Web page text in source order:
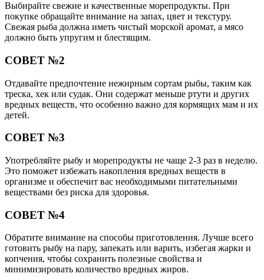
Выбирайте свежие и качественные морепродукты. При
покупке обращайте внимание на запах, цвет и текстуру.
Свежая рыба должна иметь чистый морской аромат, а мясо
должно быть упругим и блестящим.
СОВЕТ №2
Отдавайте предпочтение нежирным сортам рыбы, таким как
треска, хек или судак. Они содержат меньше ртути и других
вредных веществ, что особенно важно для кормящих мам и их
детей.
СОВЕТ №3
Употребляйте рыбу и морепродукты не чаще 2-3 раз в неделю.
Это поможет избежать накопления вредных веществ в
организме и обеспечит вас необходимыми питательными
веществами без риска для здоровья.
СОВЕТ №4
Обратите внимание на способы приготовления. Лучше всего
готовить рыбу на пару, запекать или варить, избегая жарки и
копчения, чтобы сохранить полезные свойства и
минимизировать количество вредных жиров.